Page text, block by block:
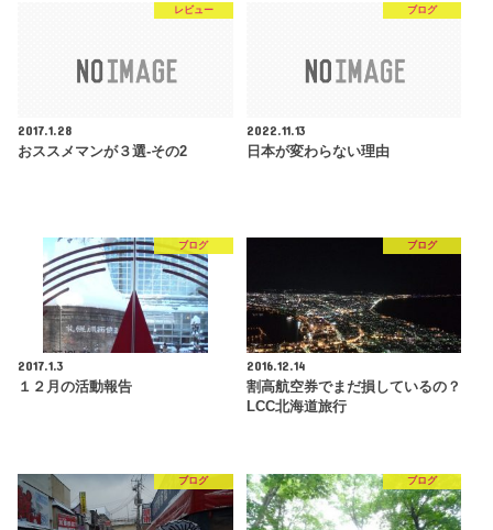
レビュー
2017.1.28
おススメマンが３選-その2
ブログ
2022.11.13
日本が変わらない理由
ブログ
2017.1.3
１２月の活動報告
ブログ
2016.12.14
割高航空券でまだ損しているの？
LCC北海道旅行
ブログ ブログ